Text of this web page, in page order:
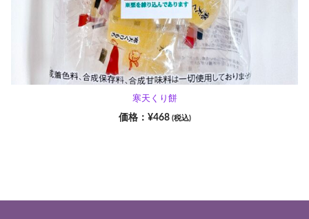
寒天くり餅
¥468 (税込)